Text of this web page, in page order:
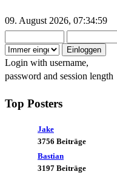
09. August 2026, 07:34:59
Login with username,
password and session length
Top Posters
Jake
3756 Beiträge
Bastian
3197 Beiträge
GeraldZimmer:
⛅LeWetter:
UNWETTER auf uns zu...
2026-08-07, 07:21:24
Engelwetter